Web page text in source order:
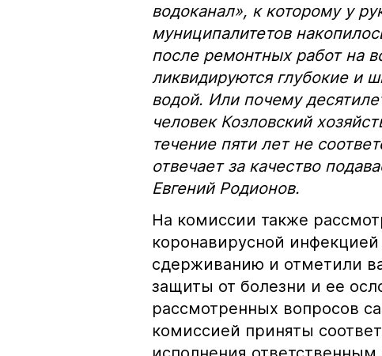
водоканал», к которому у
муниципалитетов
после ремонтных работ на
ликвидируются глубокие и
водой. Или почему
человек Козловский
течение пяти лет не
отвечает за качество
Евгений Родионов.
На комиссии также
коронавирусной
сдерживанию и отметили
защиты от болезни и ее
рассмотренных вопросов
комиссией приняты